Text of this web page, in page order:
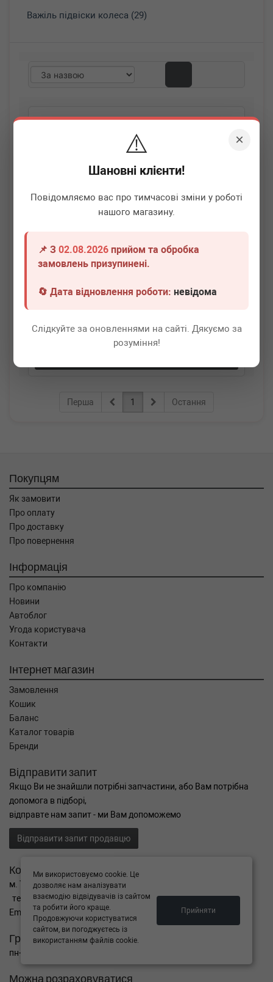
×
⚠️
Шановні клієнти!
Повідомляємо вас про тимчасові зміни у роботі
нашого магазину.
📌 З02.08.2026 прийом та обробка
замовлень призупинені.
🔄 Дата відновлення роботи:невідома
Слідкуйте за оновленнями на сайті. Дякуємо за
розуміння!
Важіль підвіски колеса (29)
BOGAP A4126108
Всі ціни
Перша 1 Остання
Покупцям
Як замовити
Про оплату
Про доставку
Про повернення
Інформація
Про компанію
Новини
Автоблог
Угода користувача
Контакти
Інтернет магазин
Замовлення
Кошик
Баланс
Каталог товарів
Бренди
Відправити запит
Якщо Ви не знайшли потрібні запчастини, або Вам потрібна
допомога в підборі,
відправте нам запит - ми Вам допоможемо
Відправити запит продавцю
Контакти
м. Тернопіль вул. Микулинецька 106а
тел. +38(099)650-59-19
Email. autokitparts@yahoo.com
Графік роботи
пн-пт з 9:00 до 17:00, сб - вихідний, нд - вихідний
Можна розраховуватися
Ми використовуємо cookie. Це
дозволяє нам аналізувати
взаємодію відвідувачів із сайтом
та робити його краще.
Продовжуючи користуватися
сайтом, ви погоджуєтесь із
використанням файлів cookie.
Прийняти